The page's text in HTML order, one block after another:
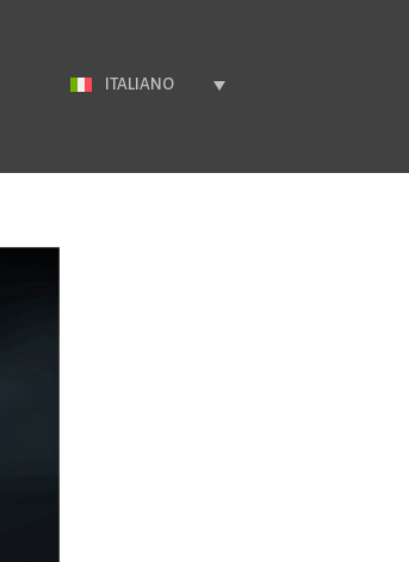
ITALIANO